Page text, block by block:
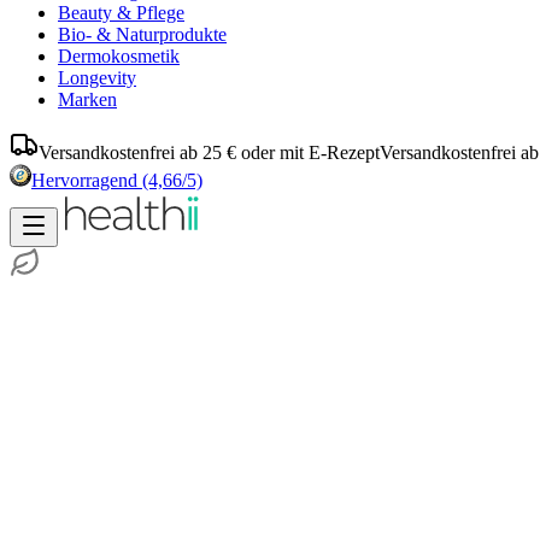
Beauty & Pflege
Bio- & Naturprodukte
Dermokosmetik
Longevity
Marken
Versandkostenfrei ab 25 € oder mit E-RezeptVersandkostenfrei
Hervorragend (4,66/5)